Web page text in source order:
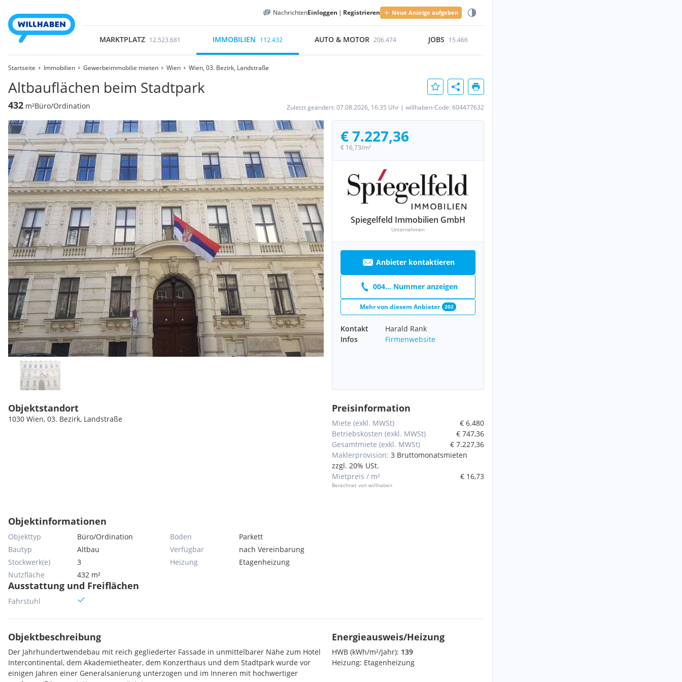
NachrichtenEinloggen | Registrieren Neue Anzeige aufgeben
MARKTPLATZ 12.523.681 IMMOBILIEN 112.432 AUTO & MOTOR 206.474 JOBS 15.466
Startseite Immobilien Gewerbeimmobilie mieten Wien Wien, 03. Bezirk, Landstraße
Altbauflächen beim Stadtpark
432 m²Büro/Ordination Zuletzt geändert: 07.08.2026, 16:35 Uhr | willhaben-Code: 604477632
€ 7.227,36
€ 16,73/m²
Spiegelfeld Immobilien GmbH
Unternehmen
Anbieter kontaktieren
004... Nummer anzeigen
Mehr von diesem Anbieter 202
Kontakt
Harald Rank
Infos
Firmenwebsite
Objektstandort
1030 Wien, 03. Bezirk, Landstraße
Objektinformationen
Objekttyp
Büro/Ordination
Bautyp
Altbau
Stockwerk(e)
3
Nutzfläche
432 m²
Böden
Parkett
Verfügbar
nach Vereinbarung
Heizung
Etagenheizung
Ausstattung und Freiflächen
Fahrstuhl
Preisinformation
Miete (exkl. MWSt)
€ 6.480
Betriebskosten (exkl. MWSt)
€ 747,36
Gesamtmiete (exkl. MWSt)
€ 7.227,36
Maklerprovision: 3 Bruttomonatsmieten
zzgl. 20% USt.
Mietpreis / m²
Berechnet von willhaben
€ 16,73
Objektbeschreibung
Der Jahrhundertwendebau mit reich gegliederter Fassade in unmittelbarer Nähe zum Hotel
Intercontinental, dem Akademietheater, dem Konzerthaus und dem Stadtpark wurde vor
einigen Jahren einer Generalsanierung unterzogen und im Inneren mit hochwertiger
Energieausweis/Heizung
HWB (kWh/m²/Jahr): 139
Heizung: Etagenheizung